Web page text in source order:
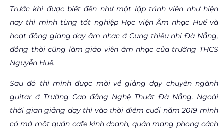
Trước khi được biết đến như một lập trình viên như hiện
nay thì mình từng tốt nghiệp Học viện Âm nhạc Huế và
hoạt động giảng dạy âm nhạc ở Cung thiếu nhi Đà Nẵng,
đồng thời cũng làm giáo viên âm nhạc của trường THCS
Nguyễn Huệ.
Sau đó thì mình được mời về giảng dạy chuyên ngành
guitar ở Trường Cao đẳng Nghệ Thuật Đà Nẵng. Ngoài
thời gian giảng dạy thì vào thời điểm cuối năm 2019 mình
có mở một quán cafe kinh doanh, quán mang phong cách